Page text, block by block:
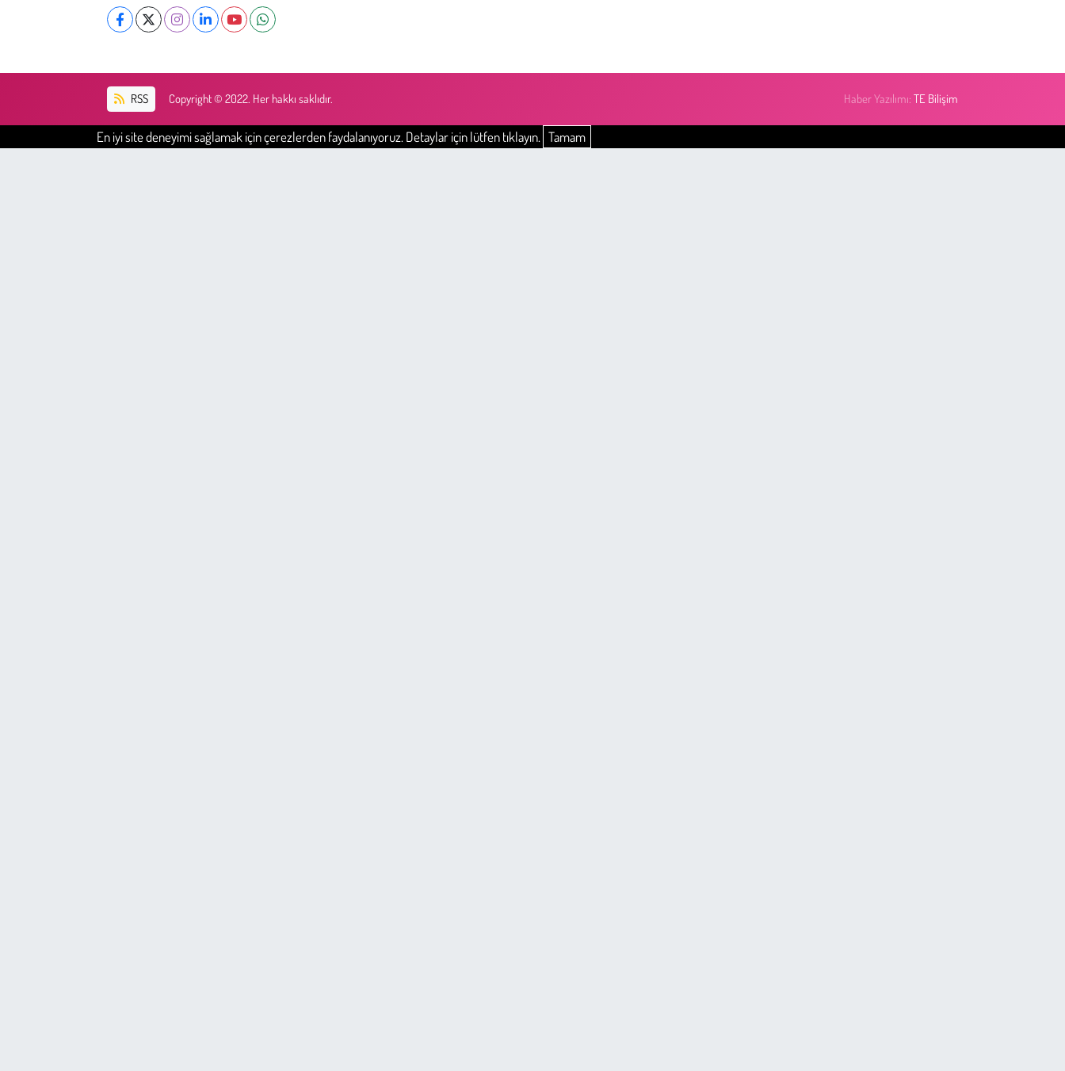
RSS Copyright © 2022. Her hakkı saklıdır. Haber Yazılımı:TE Bilişim
En iyi site deneyimi sağlamak için çerezlerden faydalanıyoruz. Detaylar için lütfen tıklayın. Tamam